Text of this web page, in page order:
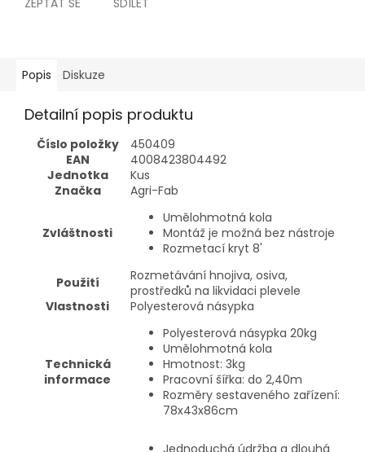
ZEPTAT SE SDÍLET
Popis Diskuze
Detailní popis produktu
Číslo položky
450409
EAN
4008423804492
Jednotka
Kus
Značka
Agri-Fab
Zvláštnosti
Umělohmotná kola
Montáž je možná bez nástroje
Rozmetací kryt 8'
Použití
Rozmetávání hnojiva, osiva,
prostředků na likvidaci plevele
Vlastnosti
Polyesterová násypka
Technická
informace
Polyesterová násypka 20kg
Umělohmotná kola
Hmotnost: 3kg
Pracovní šířka: do 2,40m
Rozměry sestaveného zařízení:
78x43x86cm